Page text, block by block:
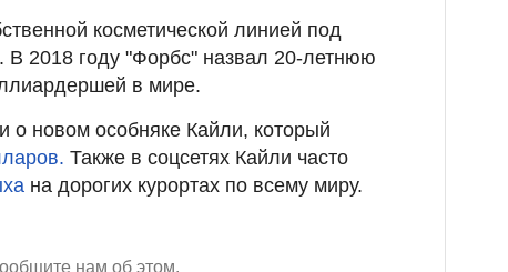
косметической линией под
В 2018 году "Форбс" назвал 20-летнюю
в мире.
о новом особняке Кайли, который
Также в соцсетях Кайли часто
на дорогих курортах по всему миру.
нам об этом.